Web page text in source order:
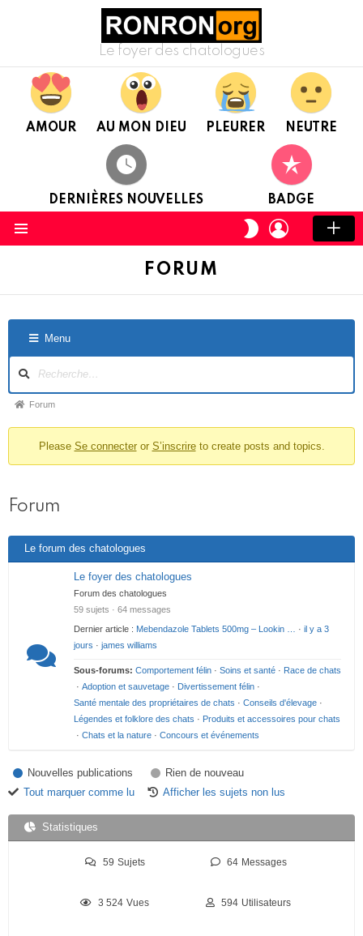
Le foyer des chatologues
AMOUR AU MON DIEU PLEURER NEUTRE
DERNIÈRES NOUVELLES BADGE
CHANGER
DE
CONNEXION
FORUM
Menu
v
g
t
o
d
F
d
A
Forum
Please Se connecteror S’inscrireto create posts and topics.
Forum
Le forum des chatologues
Le foyer des chatologues
Forum des chatologues
59 sujets · 64 messages
Dernier article : Mebendazole Tablets 500mg – Lookin … · il y a 3
jours · james williams
Sous-forums: Comportement félin · Soins et santé · Race de chats
· Adoption et sauvetage · Divertissement félin ·
Santé mentale des propriétaires de chats · Conseils d'élevage ·
Légendes et folklore des chats · Produits et accessoires pour chats
· Chats et la nature · Concours et événements
Nouvelles publications
Rien de nouveau
Tout marquer comme lu
Afficher les sujets non lus
Statistiques
59 Sujets 64 Messages
3 524 Vues 594 Utilisateurs